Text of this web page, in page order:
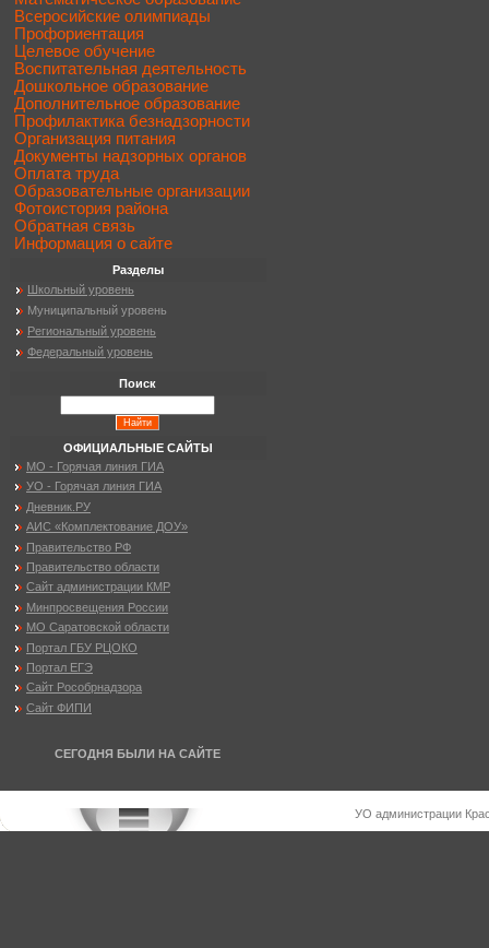
Всеросийские олимпиады
Профориентация
Целевое обучение
Воспитательная деятельность
Дошкольное образование
Дополнительное образование
Профилактика безнадзорности
Организация питания
Документы надзорных органов
Оплата труда
Образовательные организации
Фотоистория района
Обратная связь
Информация о сайте
Разделы
Школьный уровень
Муниципальный уровень
Региональный уровень
Федеральный уровень
Поиск
ОФИЦИАЛЬНЫЕ САЙТЫ
МО - Горячая линия ГИА
УО - Горячая линия ГИА
Дневник.РУ
АИС «Комплектование ДОУ»
Правительство РФ
Правительство области
Сайт администрации КМР
Минпросвещения России
МО Саратовской области
Портал ГБУ РЦОКО
Портал ЕГЭ
Сайт Рособрнадзора
Сайт ФИПИ
СЕГОДНЯ БЫЛИ НА САЙТЕ
УО администрации